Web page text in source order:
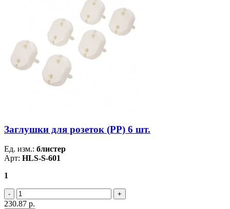
Заглушки для розеток (PP) 6 шт.
Ед. изм.: блистер
Арт: HLS-S-601
1
230.87 р.